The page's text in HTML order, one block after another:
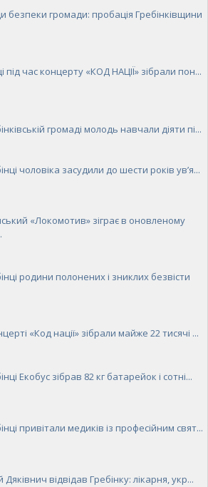
безпеки громади: пробація Гребінківщини
під час концерту «КОД НАЦІЇ» зібрали пон...
громаді молодь навчали діяти пі...
чоловіка засудили до шести років ув’я...
«Локомотив» зіграє в оновленому
родини полонених і зниклих безвісти
«Код нації» зібрали майже 22 тисячі ...
Екобус зібрав 82 кг батарейок і сотні...
привітали медиків із професійним свят...
Дяківнич відвідав Гребінку: лікарня, укр...